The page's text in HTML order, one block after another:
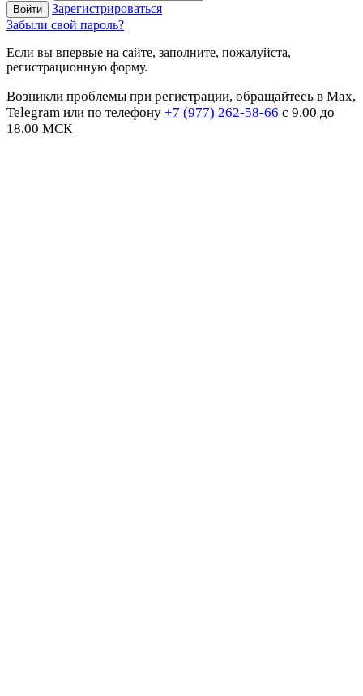
Зарегистрироваться
Забыли свой пароль?
Если вы впервые на сайте, заполните, пожалуйста,
регистрационную форму.
Возникли проблемы при регистрации, обращайтесь в Max,
Telegram или по телефону +7 (977) 262-58-66 с 9.00 до
18.00 МСК